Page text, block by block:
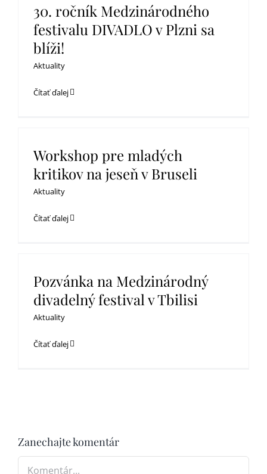
30. ročník Medzinárodného
festivalu DIVADLO v Plzni sa
blíži!
Aktuality
Čítať ďalej
Workshop pre mladých
kritikov na jeseň v Bruseli
Aktuality
Čítať ďalej
Pozvánka na Medzinárodný
divadelný festival v Tbilisi
Aktuality
Čítať ďalej
Zanechajte komentár
Komentár